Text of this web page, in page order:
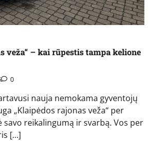
veža“ – kai rūpestis tampa kelione
0
nauja nemokama gyventojų
„Klaipėdos rajonas veža“ per
reikalingumą ir svarbą. Vos per
[…]